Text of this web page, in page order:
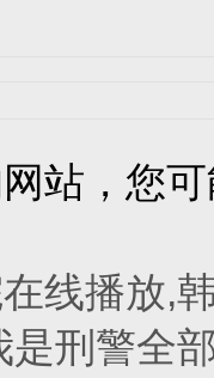
站，您
线播放,
刑警全